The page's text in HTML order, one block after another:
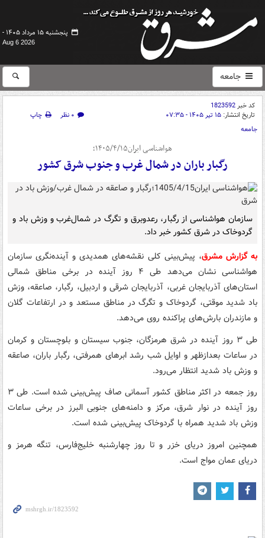
پنجشنبه ۱۵ مرداد ۱۴۰۵ -
Aug 6 2026
جامعه
کد خبر1823592
تاریخ انتشار: ۱۵ تیر ۱۴۰۵ - ۰۷:۳۵ ۰ نظر
چاپ
جامعه
هواشناسی ایران۱۴۰۵/۴/۱۵؛
رگبار باران در شمال غرب و جنوب شرق کشور
سازمان هواشناسی از رگبار، رعدوبرق و تگرگ در شمال‌غرب و وزش باد و
گردوخاک در شرق کشور خبر داد.
به گزارش مشرق، پیش‌بینی کلی نقشه‌های همدیدی و آینده‌نگری سازمان
هواشناسی نشان می‌دهد طی ۴ روز آینده در برخی مناطق شمالی
استان‌های آذربایجان غربی، آذربایجان شرقی و اردبیل، رگبار،‌ صاعقه، وزش
باد شدید موقتی، گردوخاک و تگرگ در مناطق مستعد و در ارتفاعات گلان
و مازندران بارش‌های پراکنده روی می‌دهد.
طی ۳ روز آینده در شرق هرمزگان، جنوب سیستان و بلوچستان و کرمان
در ساعات بعدازظهر و اوایل شب رشد ابرهای همرفتی، رگبار باران،‌ صاعقه
و وزش باد شدید انتظار می‌رود.
روز جمعه در اکثر مناطق کشور آسمانی صاف پیش‌بینی شده است. طی ۳
روز آینده در نوار شرق، مرکز و دامنه‌های جنوبی البرز در برخی ساعات
وزش باد شدید همراه با گردوخاک پیش‌بینی شده است.
همچنین امروز دریای خزر و تا روز چهارشنبه خلیج‌فارس،‌ تنگه هرمز و
دریای عمان مواج است.